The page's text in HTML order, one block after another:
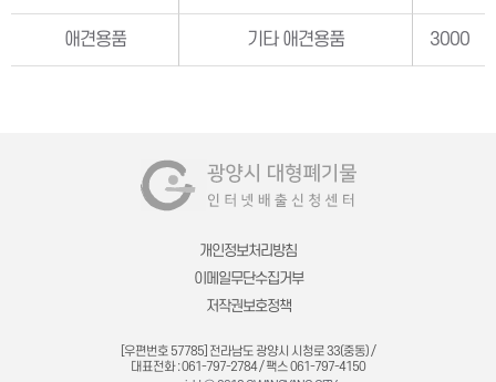
애견용품 기타 애견용품 3000
개인정보처리방침
이메일무단수집거부
저작권보호정책
[우편번호 57785] 전라남도 광양시 시청로 33(중동) /
대표전화 : 061-797-2784 / 팩스 061-797-4150